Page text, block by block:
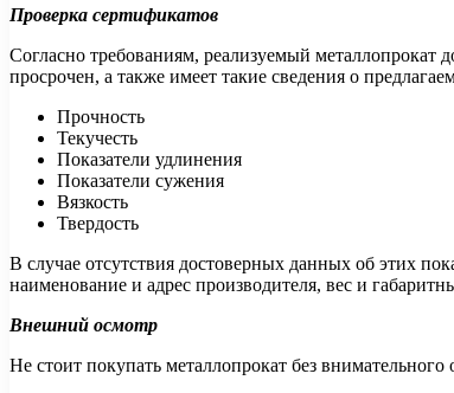
Проверка сертификатов
Согласно требованиям, реализуемый металлопрокат
просрочен, а также имеет такие сведения о
Прочность
Текучесть
Показатели удлинения
Показатели сужения
Вязкость
Твердость
В случае отсутствия достоверных данных об этих
наименование и адрес производителя, вес и
Внешний осмотр
Не стоит покупать металлопрокат без